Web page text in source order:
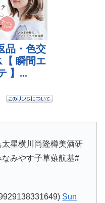
星横川尚隆樽美酒研
みやす子草薙航基#
Sun